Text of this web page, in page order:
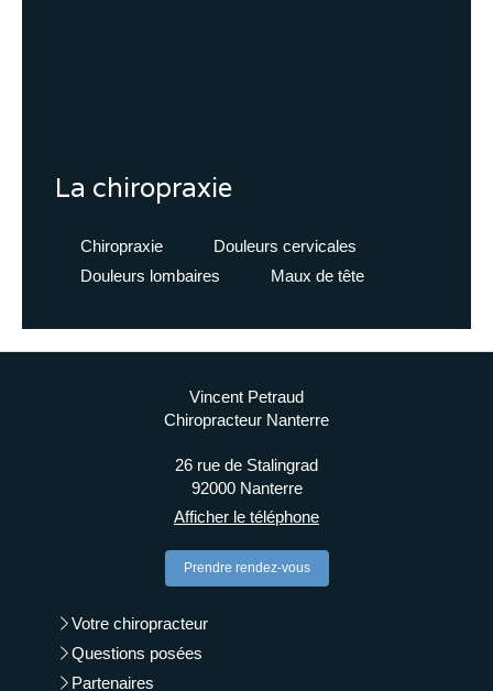
La chiropraxie
Chiropraxie
Douleurs cervicales
Douleurs lombaires
Maux de tête
Vincent Petraud
Chiropracteur Nanterre
26 rue de Stalingrad
92000 Nanterre
Afficher le téléphone
Prendre rendez-vous
Votre chiropracteur
Questions posées
Partenaires